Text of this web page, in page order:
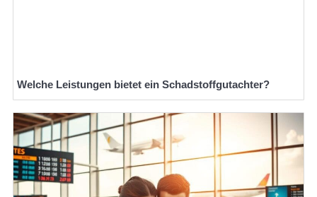
Welche Leistungen bietet ein Schadstoffgutachter?